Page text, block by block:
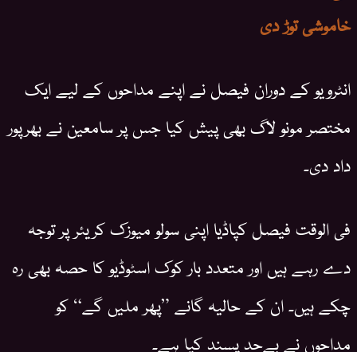
خاموشی توڑ دی
انٹرویو کے دوران فیصل نے اپنے مداحوں کے لیے ایک
مختصر مونو لاگ بھی پیش کیا جس پر سامعین نے بھرپور
داد دی۔
فی الوقت فیصل کپاڈیا اپنی سولو میوزک کریئر پر توجہ
دے رہے ہیں اور متعدد بار کوک اسٹوڈیو کا حصہ بھی رہ
چکے ہیں۔ ان کے حالیہ گانے ”پھر ملیں گے“ کو
مداحوں نے بےحد پسند کیا ہے۔